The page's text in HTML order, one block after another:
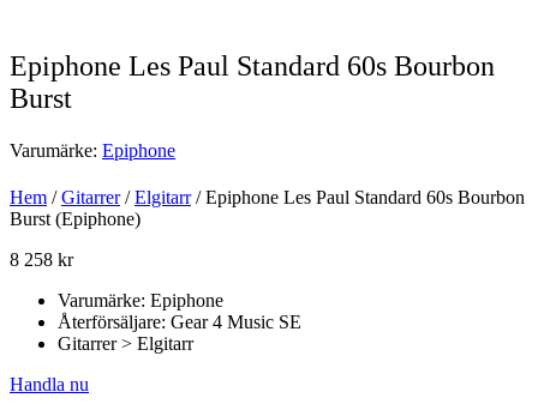
Epiphone Les Paul Standard 60s Bourbon
Burst
Varumärke: Epiphone
Hem /Gitarrer/Elgitarr/ Epiphone Les Paul Standard 60s Bourbon
Burst (Epiphone)
8 258 kr
Varumärke: Epiphone
Återförsäljare: Gear 4 Music SE
Gitarrer > Elgitarr
Handla nu